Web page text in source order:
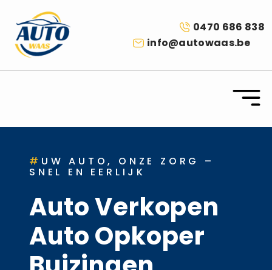
0470 686 838
info@autowaas.be
# UW AUTO, ONZE ZORG –
SNEL EN EERLIJK
Auto Verkopen
Auto Opkoper